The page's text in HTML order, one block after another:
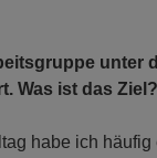
unter
Was ist das Ziel?
habe ich